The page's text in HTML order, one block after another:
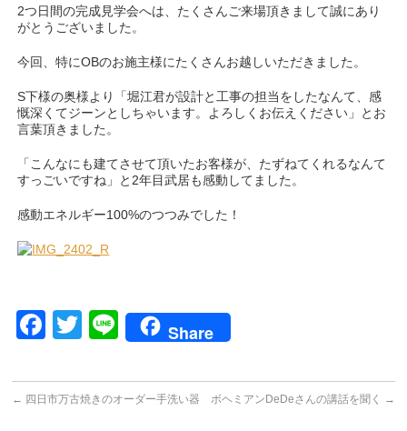
2つ日間の完成見学会へは、たくさんご来場頂きまして誠にあり
がとうございました。
今回、特にOBのお施主様にたくさんお越しいただきました。
S下様の奥様より「堀江君が設計と工事の担当をしたなんて、感
慨深くてジーンとしちゃいます。よろしくお伝えください」とお
言葉頂きました。
「こんなにも建てさせて頂いたお客様が、たずねてくれるなんて
すっごいですね」と2年目武居も感動してました。
感動エネルギー100%のつつみでした！
Facebook
Twitter
LineShare
← 四日市万古焼きのオーダー手洗い器 ボヘミアンDeDeさんの講話を聞く →